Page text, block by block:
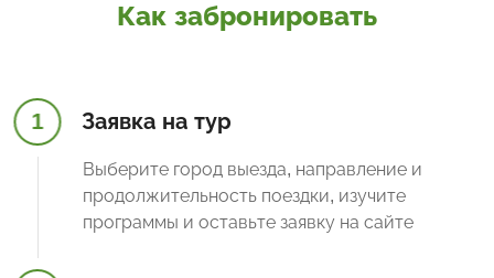
Как забронировать
1 Заявка на тур
Выберите город выезда, направление и
продолжительность поездки, изучите
программы и оставьте заявку на сайте